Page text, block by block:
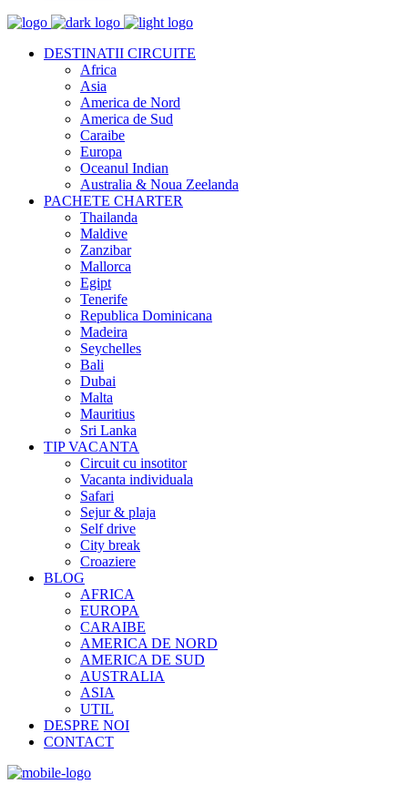
DESTINATII CIRCUITE
Africa
Asia
America de Nord
America de Sud
Caraibe
Europa
Oceanul Indian
Australia & Noua Zeelanda
PACHETE CHARTER
Thailanda
Maldive
Zanzibar
Mallorca
Egipt
Tenerife
Republica Dominicana
Madeira
Seychelles
Bali
Dubai
Malta
Mauritius
Sri Lanka
TIP VACANTA
Circuit cu insotitor
Vacanta individuala
Safari
Sejur & plaja
Self drive
City break
Croaziere
BLOG
AFRICA
EUROPA
CARAIBE
AMERICA DE NORD
AMERICA DE SUD
AUSTRALIA
ASIA
UTIL
DESPRE NOI
CONTACT